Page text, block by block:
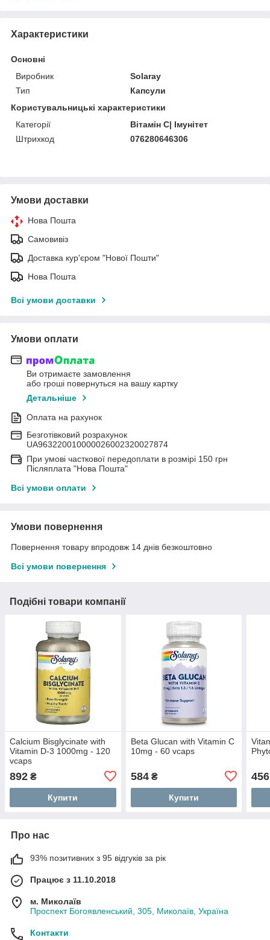
Характеристики
Основні
Виробник
Solaray
Тип
Капсули
Користувальницькі характеристики
Категорії
Вітамін C| Iмунітет
Штрихкод
076280646306
Умови доставки
Нова Пошта
Самовивіз
Доставка кур'єром "Нової Пошти"
Нова Пошта
Всі умови доставки
Умови оплати
Ви отримаєте замовлення
або гроші повернуться на вашу картку
Детальніше
Оплата на рахунок
Безготівковий розрахунок
UA963220010000026002320027874
При умові часткової передоплати в розмірі 150 грн
Післяплата "Нова Пошта"
Всі умови оплати
Умови повернення
Повернення товару впродовж 14 днів безкоштовно
Всі умови повернення
Подібні товари компанії
Calcium Bisglycinate with
Vitamin D-3 1000mg - 120
vcaps
892 ₴
Купити
Beta Glucan with Vitamin C
10mg - 60 vcaps
584₴
Купити
456
Про нас
93% позитивних з 95 відгуків за рік
Працює з 11.10.2018
м. Миколаїв
Проспект Богоявленський, 305, Миколаїв, Україна
Контакти